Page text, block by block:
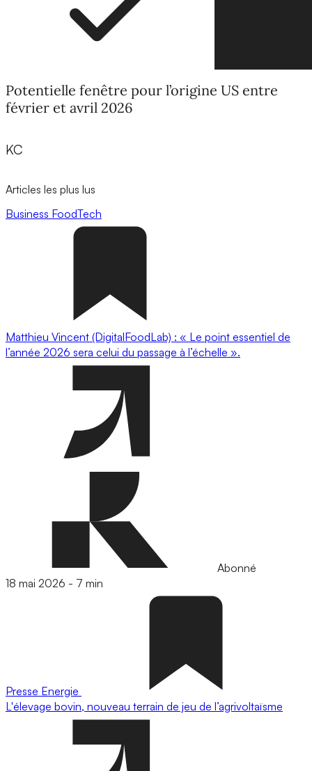
Potentielle fenêtre pour l’origine US entre
février et avril 2026
KC
Articles les plus lus
Business FoodTech
Matthieu Vincent (DigitalFoodLab) : « Le point essentiel de
l’année 2026 sera celui du passage à l’échelle ».
Abonné
18 mai 2026 - 7 min
Presse Energie
L'élevage bovin, nouveau terrain de jeu de l’agrivoltaïsme